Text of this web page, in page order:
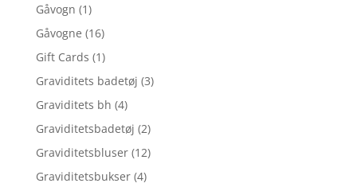
Gåvogn (1)
Gåvogne (16)
Gift Cards (1)
Graviditets badetøj (3)
Graviditets bh (4)
Graviditetsbadetøj (2)
Graviditetsbluser (12)
Graviditetsbukser (4)